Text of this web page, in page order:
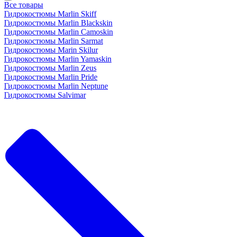
Все товары
Гидрокостюмы Marlin Skiff
Гидрокостюмы Marlin Blackskin
Гидрокостюмы Marlin Camoskin
Гидрокостюмы Marlin Sarmat
Гидрокостюмы Marin Skilur
Гидрокостюмы Marlin Yamaskin
Гидрокостюмы Marlin Zeus
Гидрокостюмы Marlin Pride
Гидрокостюмы Marlin Neptune
Гидрокостюмы Salvimar